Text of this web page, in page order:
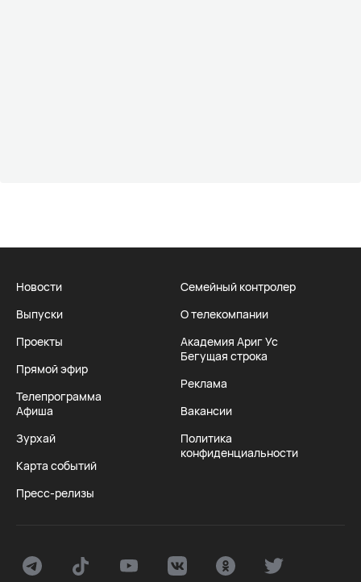
Новости
Выпуски
Проекты
Прямой эфир
Телепрограмма
Афиша
Зурхай
Карта событий
Пресс-релизы
Семейный контролер
О телекомпании
Академия Ариг Ус
Бегущая строка
Реклама
Вакансии
Политика
конфиденциальности